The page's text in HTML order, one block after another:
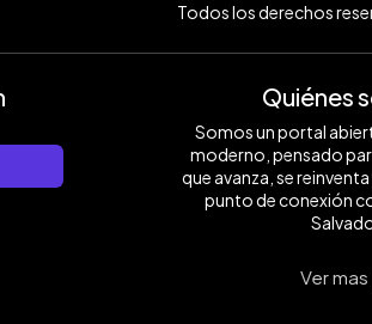
Todos los derechos
Quiénes
Somos un portal
moderno, pensado
que avanza, se
punto de conexión
Ver